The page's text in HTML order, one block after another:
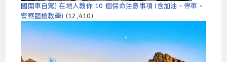
國開車自駕] 在地人教你 10 個保命注意事項 (含加油、停車、
警察臨檢教學) (12,410)